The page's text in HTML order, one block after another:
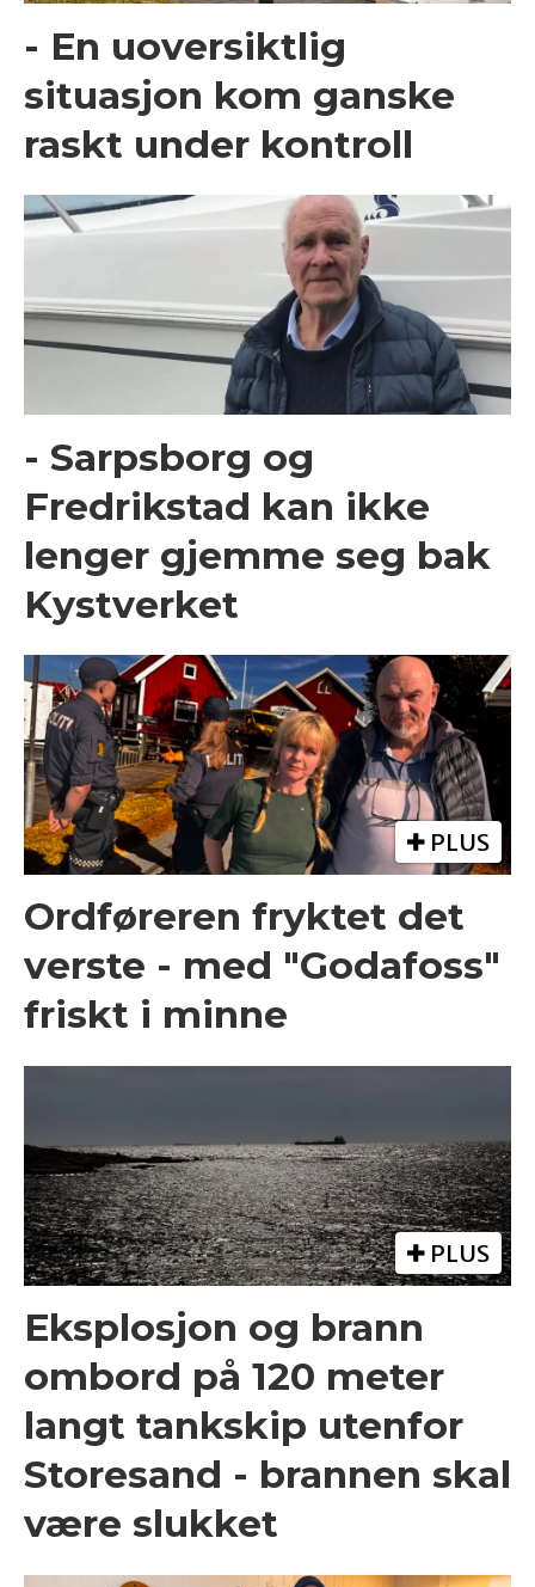
- En uoversiktlig
situasjon kom ganske
raskt under kontroll
- Sarpsborg og
Fredrikstad kan ikke
lenger gjemme seg bak
Kystverket
PLUS
Ordføreren fryktet det
verste - med "Godafoss"
friskt i minne
PLUS
Eksplosjon og brann
ombord på 120 meter
langt tankskip utenfor
Storesand - brannen skal
være slukket